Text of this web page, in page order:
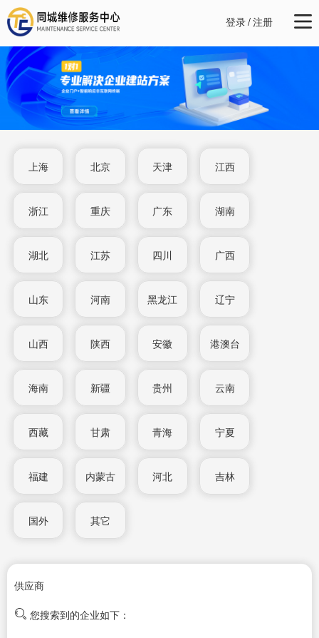
登录/注册
上海 北京 天津 江西
浙江 重庆 广东 湖南
湖北 江苏 四川 广西
山东 河南 黑龙江 辽宁
山西 陕西 安徽 港澳台
海南 新疆 贵州 云南
西藏 甘肃 青海 宁夏
福建 内蒙古 河北 吉林
国外 其它
供应商
您搜索到的企业如下：